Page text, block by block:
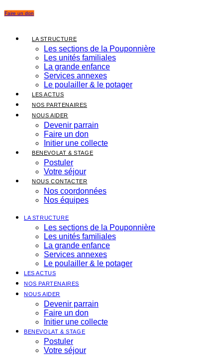
Faire un don
LA STRUCTURE
Les sections de la Pouponnière
Les unités familiales
La grande enfance
Services annexes
Le poulailler & le potager
LES ACTUS
NOS PARTENAIRES
NOUS AIDER
Devenir parrain
Faire un don
Initier une collecte
BENEVOLAT & STAGE
Postuler
Votre séjour
NOUS CONTACTER
Nos coordonnées
Nos équipes
LA STRUCTURE
Les sections de la Pouponnière
Les unités familiales
La grande enfance
Services annexes
Le poulailler & le potager
LES ACTUS
NOS PARTENAIRES
NOUS AIDER
Devenir parrain
Faire un don
Initier une collecte
BENEVOLAT & STAGE
Postuler
Votre séjour